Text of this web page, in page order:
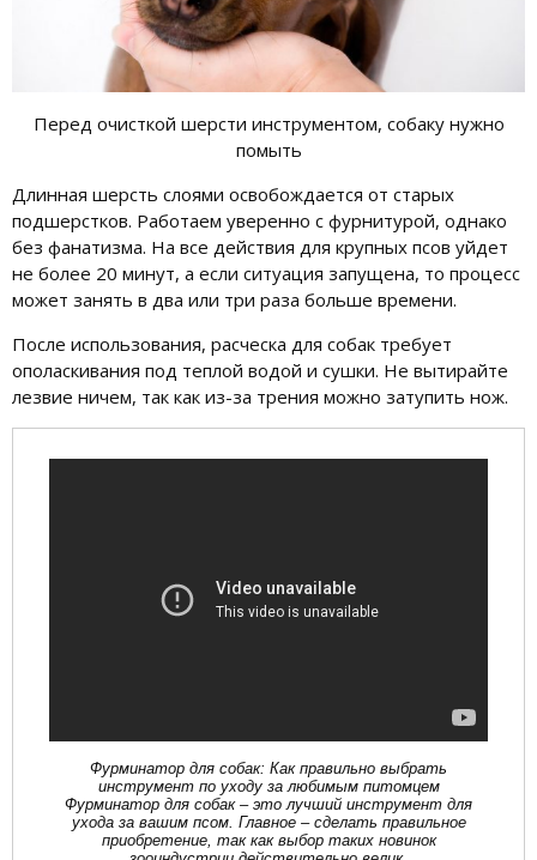
Перед очисткой шерсти инструментом, собаку нужно
помыть
Длинная шерсть слоями освобождается от старых
подшерстков. Работаем уверенно с фурнитурой, однако
без фанатизма. На все действия для крупных псов уйдет
не более 20 минут, а если ситуация запущена, то процесс
может занять в два или три раза больше времени.
После использования, расческа для собак требует
ополаскивания под теплой водой и сушки. Не вытирайте
лезвие ничем, так как из-за трения можно затупить нож.
Фурминатор для собак: Как правильно выбрать
инструмент по уходу за любимым питомцем
Фурминатор для собак – это лучший инструмент для
ухода за вашим псом. Главное – сделать правильное
приобретение, так как выбор таких новинок